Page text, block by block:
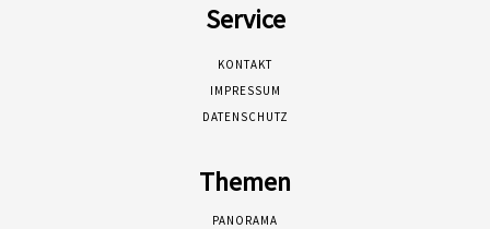
Service
KONTAKT
IMPRESSUM
DATENSCHUTZ
Themen
PANORAMA